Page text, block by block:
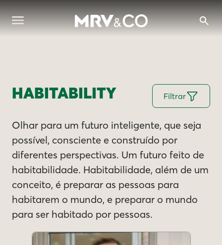
HABITABILITY Filtrar
Olhar para um futuro inteligente, que seja
possível, consciente e construído por
diferentes perspectivas. Um futuro feito de
habitabilidade. Habitabilidade, além de um
conceito, é preparar as pessoas para
habitarem o mundo, e preparar o mundo
para ser habitado por pessoas.